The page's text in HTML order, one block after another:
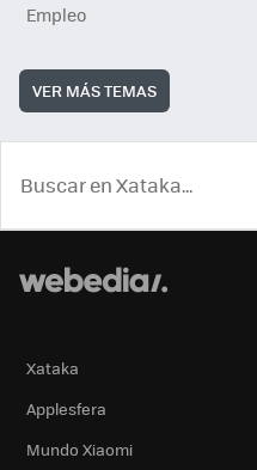
Empleo
VER MÁS TEMAS
Xataka
Applesfera
Mundo Xiaomi